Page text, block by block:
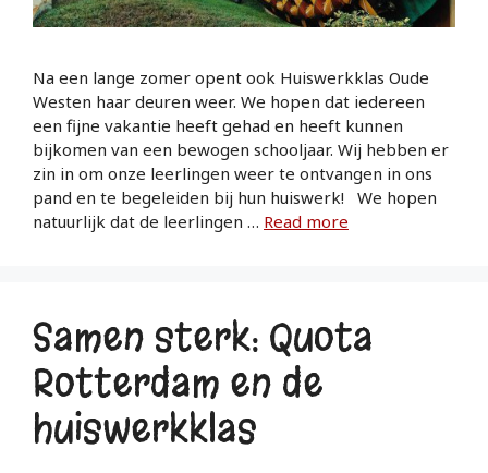
Na een lange zomer opent ook Huiswerkklas Oude
Westen haar deuren weer. We hopen dat iedereen
een fijne vakantie heeft gehad en heeft kunnen
bijkomen van een bewogen schooljaar. Wij hebben er
zin in om onze leerlingen weer te ontvangen in ons
pand en te begeleiden bij hun huiswerk! We hopen
natuurlijk dat de leerlingen … Read more
Samen sterk: Quota
Rotterdam en de
huiswerkklas